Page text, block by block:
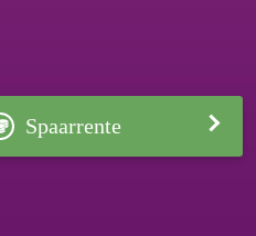
Spaarrente